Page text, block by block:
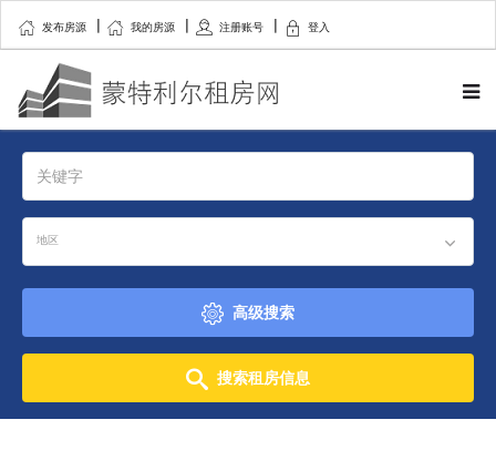
发布房源 我的房源 注册账号 登入
地区
高级搜索
搜索租房信息